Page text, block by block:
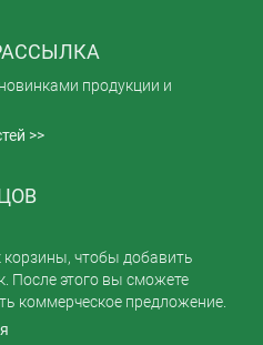
продукции и
>>
чтобы добавить
После этого вы сможете
коммерческое предложение.